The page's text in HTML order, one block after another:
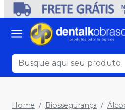
Home Biossegurança